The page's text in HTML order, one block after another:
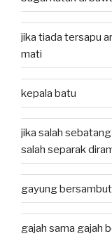
jika tiada tersapu
mati
kepala batu
jika salah
salah separak
gayung
gajah sama gajah